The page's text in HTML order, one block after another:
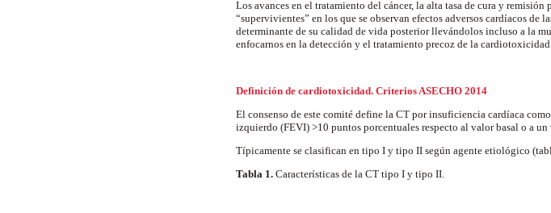
Los avances en el tratamiento del cáncer, la alta tasa de cura y
“supervivientes” en los que se observan efectos adversos cardíacos de
determinante de su calidad de vida posterior llevándolos incluso a la
enfocarnos en la detección y el tratamiento precoz de la
Definición de cardiotoxicidad. Criterios ASECHO 2014
El consenso de este comité define la CT por insuficiencia cardíaca
izquierdo (FEVI) >10 puntos porcentuales respecto al valor basal o a
Típicamente se clasifican en tipo I y tipo II según agente etiológico
Tabla 1. Características de la CT tipo I y tipo II.